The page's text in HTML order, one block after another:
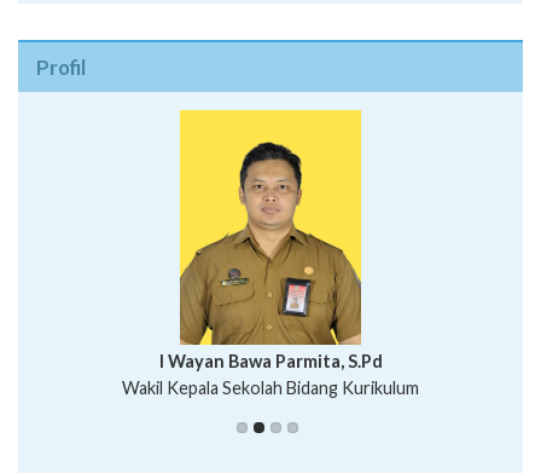
Profil
Putu Suhartana, S.Pd.
I Wayan Bawa Parmita, S.Pd
Wakil Kepala Sekolah Bidang Kurikulum
I Wayan Gede Aditya Pratita, S.Pd., M.Sn
Ni Wayan Nopi Sutantri, S.Pd.